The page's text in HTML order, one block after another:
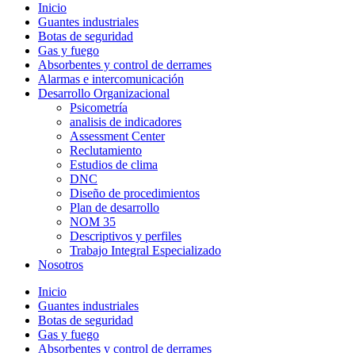
Inicio
Guantes industriales
Botas de seguridad
Gas y fuego
Absorbentes y control de derrames
Alarmas e intercomunicación
Desarrollo Organizacional
Psicometría
analisis de indicadores
Assessment Center
Reclutamiento
Estudios de clima
DNC
Diseño de procedimientos
Plan de desarrollo
NOM 35
Descriptivos y perfiles
Trabajo Integral Especializado
Nosotros
Inicio
Guantes industriales
Botas de seguridad
Gas y fuego
Absorbentes y control de derrames